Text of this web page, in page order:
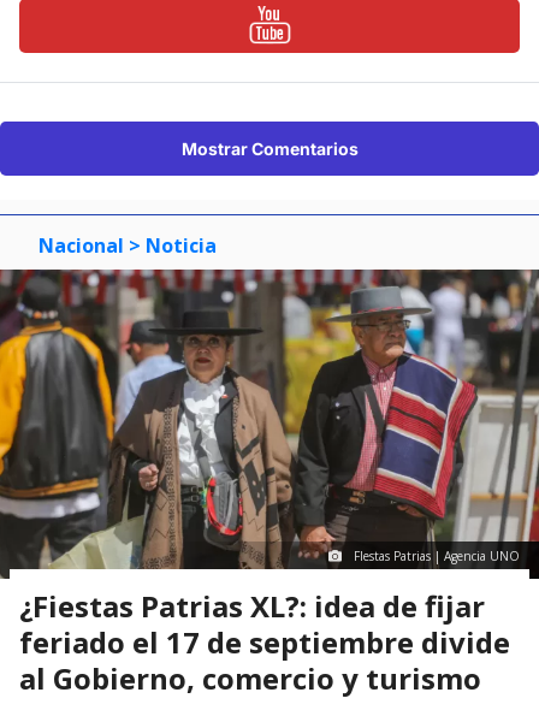
Mostrar Comentarios
Nacional > Noticia
FIestas Patrias | Agencia UNO
¿Fiestas Patrias XL?: idea de fijar
feriado el 17 de septiembre divide
al Gobierno, comercio y turismo